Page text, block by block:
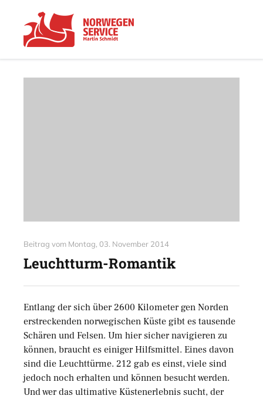
Beitrag vom Montag, 03. November 2014
Leuchtturm-Romantik
Entlang der sich über 2600 Kilometer gen Norden
erstreckenden norwegischen Küste gibt es tausende
Schären und Felsen. Um hier sicher navigieren zu
können, braucht es einiger Hilfsmittel. Eines davon
sind die Leuchttürme. 212 gab es einst, viele sind
jedoch noch erhalten und können besucht werden.
Und wer das ultimative Küstenerlebnis sucht, der